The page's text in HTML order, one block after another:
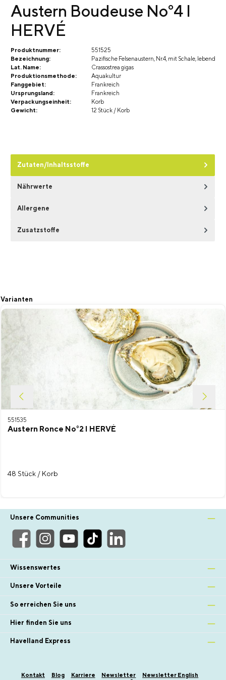
Austern Boudeuse No°4 I
HERVÉ
Produktnummer:
551525
Bezeichnung:
Pazifische Felsenaustern, Nr.4, mit Schale, lebend
Lat. Name:
Crassostrea gigas
Produktionsmethode:
Aquakultur
Fanggebiet:
Frankreich
Ursprungsland:
Frankreich
Verpackungseinheit:
Korb
Gewicht:
12 Stück / Korb
Zutaten/Inhaltsstoffe
Nährwerte
Allergene
Zusatzstoffe
Produktgalerie überspringen
Varianten
551535
Austern Ronce No°2 I HERVÉ
48 Stück / Korb
Unsere Communities
Wissenswertes
Unsere Vorteile
So erreichen Sie uns
Hier finden Sie uns
Havelland Express
Kontakt Blog Karriere Newsletter
Newsletter English